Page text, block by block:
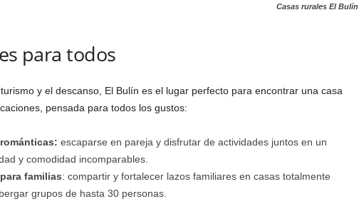
Casas rurales El Bulín
para todos
y el descanso, El Bulín es el lugar perfecto para encontrar una casa
pensada para todos los gustos:
escaparse en pareja y disfrutar de actividades juntos en un
y comodidad incomparables.
familias: compartir y fortalecer lazos familiares en casas totalmente
grupos de hasta 30 personas.